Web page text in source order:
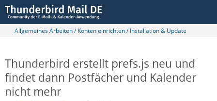
Allgemeines Arbeiten / Konten einrichten / Installation & Update
Thunderbird erstellt prefs.js neu und
findet dann Postfächer und Kalender
nicht mehr